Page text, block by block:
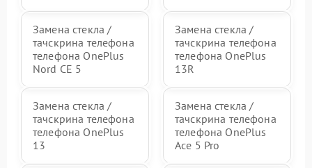
Замена стекла /
тачскрина телефона
телефона OnePlus
Nord CE 5
Замена стекла /
тачскрина телефона
телефона OnePlus
13R
Замена стекла /
тачскрина телефона
телефона OnePlus
13
Замена стекла /
тачскрина телефона
телефона OnePlus
Ace 5 Pro